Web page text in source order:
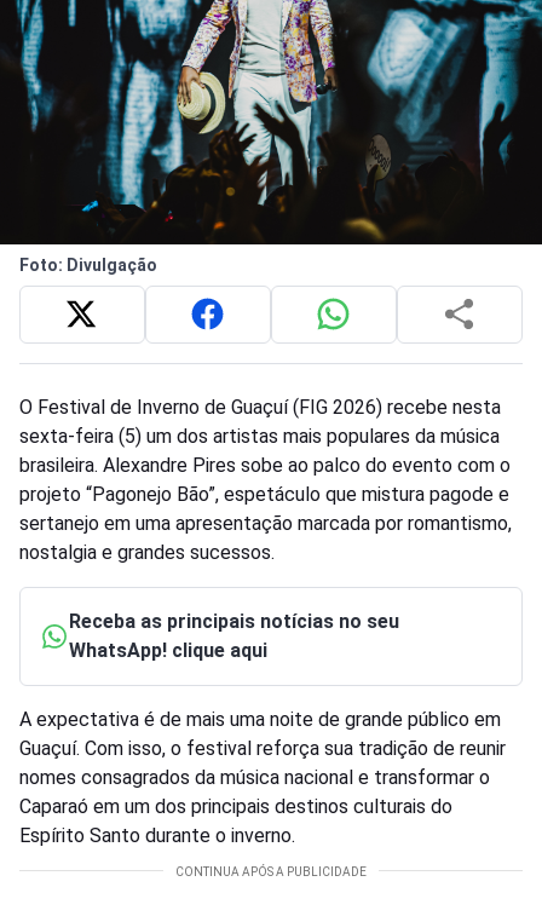
Foto: Divulgação
O Festival de Inverno de Guaçuí (FIG 2026) recebe nesta
sexta-feira (5) um dos artistas mais populares da música
brasileira. Alexandre Pires sobe ao palco do evento com o
projeto “Pagonejo Bão”, espetáculo que mistura pagode e
sertanejo em uma apresentação marcada por romantismo,
nostalgia e grandes sucessos.
Receba as principais notícias no seu
WhatsApp! clique aqui
A expectativa é de mais uma noite de grande público em
Guaçuí. Com isso, o festival reforça sua tradição de reunir
nomes consagrados da música nacional e transformar o
Caparaó em um dos principais destinos culturais do
Espírito Santo durante o inverno.